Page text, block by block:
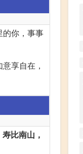
的你，事事
享自在，
比南山，